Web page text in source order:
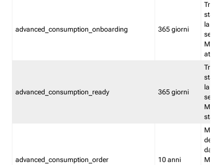
advanced_consumption_onboarding 365 giorni
stata
la
advanced_consumption_ready 365 giorni
stata
la
stato
advanced_consumption_order 10 anni
delle